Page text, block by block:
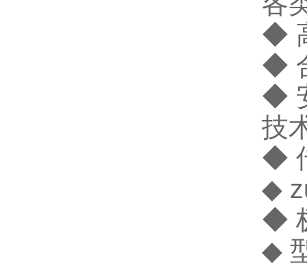
◆
◆
◆
技
◆
◆
◆
◆